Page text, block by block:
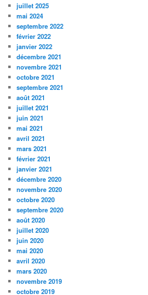
juillet 2025
mai 2024
septembre 2022
février 2022
janvier 2022
décembre 2021
novembre 2021
octobre 2021
septembre 2021
août 2021
juillet 2021
juin 2021
mai 2021
avril 2021
mars 2021
février 2021
janvier 2021
décembre 2020
novembre 2020
octobre 2020
septembre 2020
août 2020
juillet 2020
juin 2020
mai 2020
avril 2020
mars 2020
novembre 2019
octobre 2019